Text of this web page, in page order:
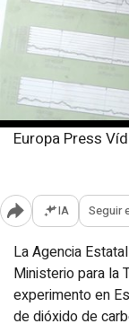
Europa Press
Abrir opciones
IA Seguir
La Agencia
Ministerio para la
experimento en
de dióxido de